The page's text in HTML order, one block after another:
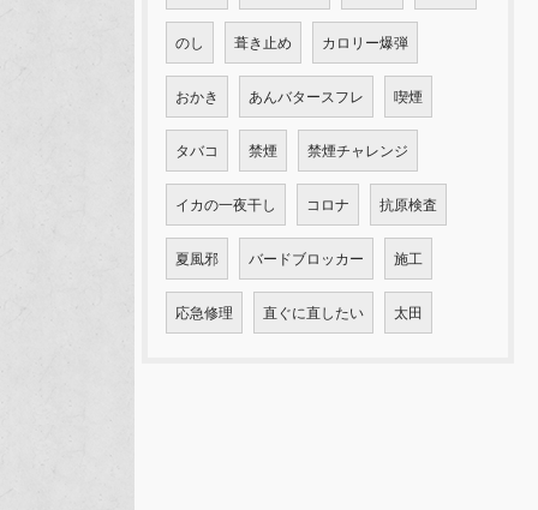
のし 葺き止め カロリー爆弾
おかき あんバタースフレ 喫煙
タバコ 禁煙 禁煙チャレンジ
イカの一夜干し コロナ 抗原検査
夏風邪 バードブロッカー 施工
応急修理 直ぐに直したい 太田